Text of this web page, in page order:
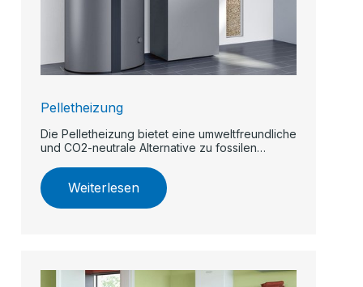
Pelletheizung
Die Pelletheizung bietet eine umweltfreundliche
und CO2-neutrale Alternative zu fossilen
Weiterlesen